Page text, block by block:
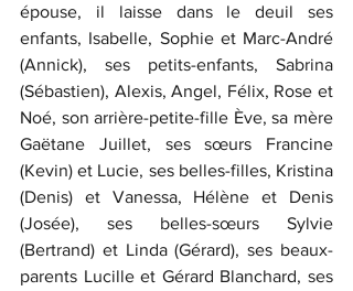
épouse, il laisse dans le deuil ses
enfants, Isabelle, Sophie et Marc-André
(Annick), ses petits-enfants, Sabrina
(Sébastien), Alexis, Angel, Félix, Rose et
Noé, son arrière-petite-fille Ève, sa mère
Gaëtane Juillet, ses sœurs Francine
(Kevin) et Lucie, ses belles-filles, Kristina
(Denis) et Vanessa, Hélène et Denis
(Josée), ses belles-sœurs Sylvie
(Bertrand) et Linda (Gérard), ses beaux-
parents Lucille et Gérard Blanchard, ses